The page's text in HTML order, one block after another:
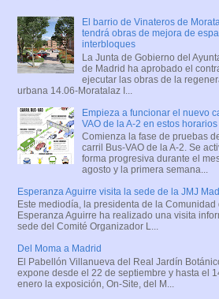
El barrio de Vinateros de
tendrá obras de mejora de
interbloques
La Junta de Gobierno del
de Madrid ha aprobado el
ejecutar las obras de la
urbana 14.06-Moratalaz I...
Empieza a funcionar el nuevo
VAO de la A-2 en estos horarios
Comienza la fase de pruebas
carril Bus-VAO de la A-2. Se
forma progresiva durante el
agosto y la primera semana...
Esperanza Aguirre visita la sede de la JMJ
Este mediodía, la presidenta de la Comunidad
Esperanza Aguirre ha realizado una visita
sede del Comité Organizador L...
Del Moma a Madrid
El Pabellón Villanueva del Real Jardín
expone desde el 22 de septiembre y hasta el
enero la exposición, On-Site, del M...